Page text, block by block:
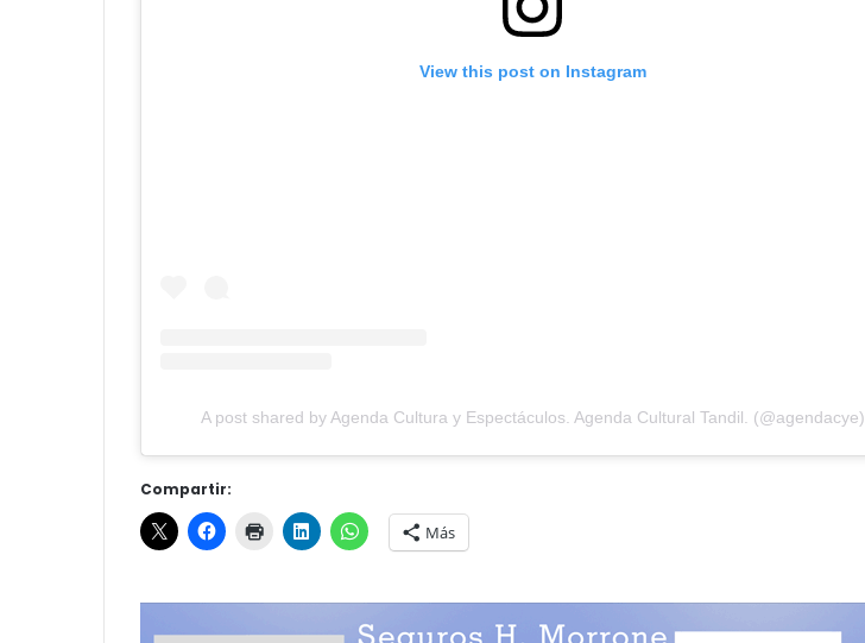
View this post on Instagram
A post shared by Agenda Cultura y Espectáculos. Agenda Cultural Tandil. (@agendacye)
Compartir:
Más